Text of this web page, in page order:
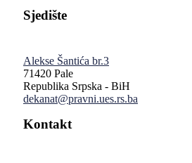
Sjedište
Alekse Šantića br.3
71420 Pale
Republika Srpska - BiH
dekanat@pravni.ues.rs.ba
Kontakt